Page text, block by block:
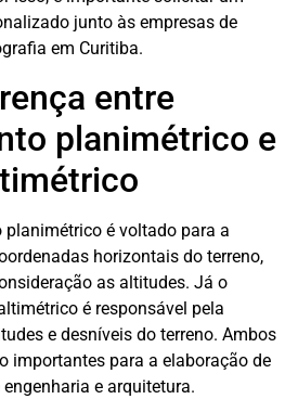
junto às empresas de
em Curitiba.
entre
planimétrico e
planimétrico é voltado para a
horizontais do terreno,
as altitudes. Já o
é responsável pela
e desníveis do terreno. Ambos
importantes para a elaboração de
e arquitetura.